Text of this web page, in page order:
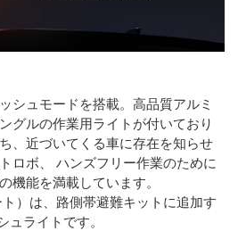
シュモードを搭載。高品質アルミ
グルの作業用ライトが付いており
、近づいてくる車に存在を知らせ
ロボ、 ハンズフリー作業のために
機能を満載しています。
）は、路側帯避難キットに追加す
ュライトです。